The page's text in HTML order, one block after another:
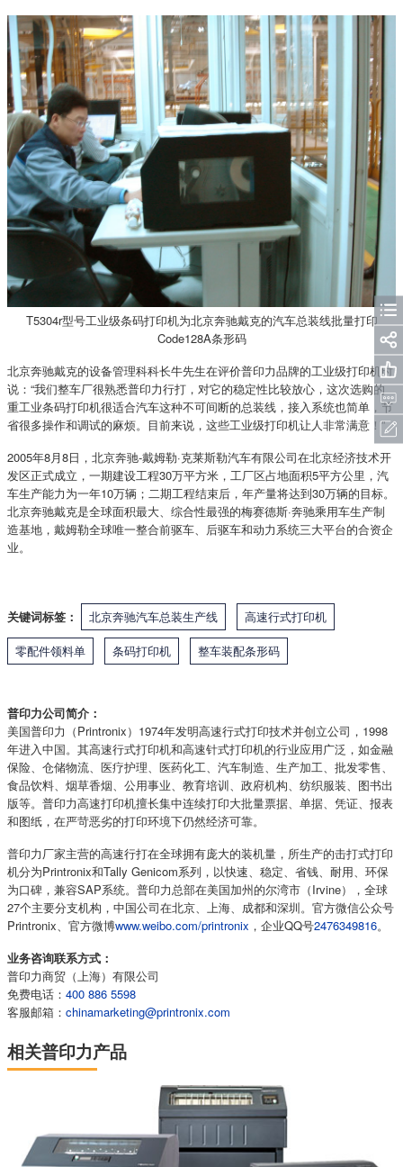
T5304r型号工业级条码打印机为北京奔驰戴克的汽车总装线批量打印
Code128A条形码
北京奔驰戴克的设备管理科科长牛先生在评价普印力品牌的工业级打印机时
说：“我们整车厂很熟悉普印力行打，对它的稳定性比较放心，这次选购的
重工业条码打印机很适合汽车这种不可间断的总装线，接入系统也简单，节
省很多操作和调试的麻烦。目前来说，这些工业级打印机让人非常满意！”
2005年8月8日，北京奔驰-戴姆勒·克莱斯勒汽车有限公司在北京经济技术开
发区正式成立，一期建设工程30万平方米，工厂区占地面积5平方公里，汽
车生产能力为一年10万辆；二期工程结束后，年产量将达到30万辆的目标。
北京奔驰戴克是全球面积最大、综合性最强的梅赛德斯·奔驰乘用车生产制
造基地，戴姆勒全球唯一整合前驱车、后驱车和动力系统三大平台的合资企
业。
关键词标签： 北京奔驰汽车总装生产线
高速行式打印机
零配件领料单
条码打印机 整车装配条形码
普印力公司简介：
美国普印力（Printronix）1974年发明高速行式打印技术并创立公司，1998
年进入中国。其高速行式打印机和高速针式打印机的行业应用广泛，如金融
保险、仓储物流、医疗护理、医药化工、汽车制造、生产加工、批发零售、
食品饮料、烟草香烟、公用事业、教育培训、政府机构、纺织服装、图书出
版等。普印力高速打印机擅长集中连续打印大批量票据、单据、凭证、报表
和图纸，在严苛恶劣的打印环境下仍然经济可靠。
普印力厂家主营的高速行打在全球拥有庞大的装机量，所生产的击打式打印
机分为Printronix和Tally Genicom系列，以快速、稳定、省钱、耐用、环保
为口碑，兼容SAP系统。普印力总部在美国加州的尔湾市（Irvine），全球
27个主要分支机构，中国公司在北京、上海、成都和深圳。官方微信公众号
Printronix、官方微博www.weibo.com/printronix ，企业QQ号2476349816。
业务咨询联系方式：
普印力商贸（上海）有限公司
免费电话： 400 886 5598
客服邮箱： chinamarketing@printronix.com
相关普印力产品